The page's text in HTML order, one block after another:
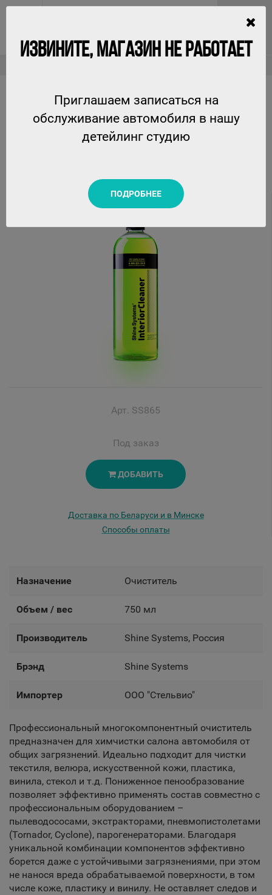
INTERIORCLEANER - УНИВЕРСАЛЬНОЕ СРЕДСТВО
ДЛЯ ХИМЧИСТКИ, 750 МЛ
Арт. SS865
Под заказ
ДОБАВИТЬ
Доставка по Беларуси и в Минске
Способы оплаты
Назначение Очиститель
Объем / вес 750 мл
Производитель Shine Systems, Россия
Брэнд Shine Systems
Импортер OOO "Стельвио"
Профессиональный многокомпонентный очиститель
предназначен для химчистки салона автомобиля от
общих загрязнений. Идеально подходит для чистки
текстиля, велюра, искусственной кожи, пластика,
винила, стекол и т.д. Пониженное пенообразование
позволяет эффективно применять состав совместно с
профессиональным оборудованием –
пылеводососами, экстракторами, пневмопистолетами
(Tornador, Cyclone), парогенераторами. Благодаря
уникальной комбинации компонентов эффективно
борется даже с устойчивыми загрязнениями, при этом
не нанося вреда обрабатываемой поверхности, в том
числе коже, пластику и винилу. Не оставляет следов и
ИЗВИНИТЕ, МАГАЗИН НЕ РАБОТАЕТ
Приглашаем записаться на
обслуживание автомобиля в нашу
детейлинг студию
ПОДРОБНЕЕ